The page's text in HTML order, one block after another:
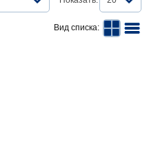
Вид списка: